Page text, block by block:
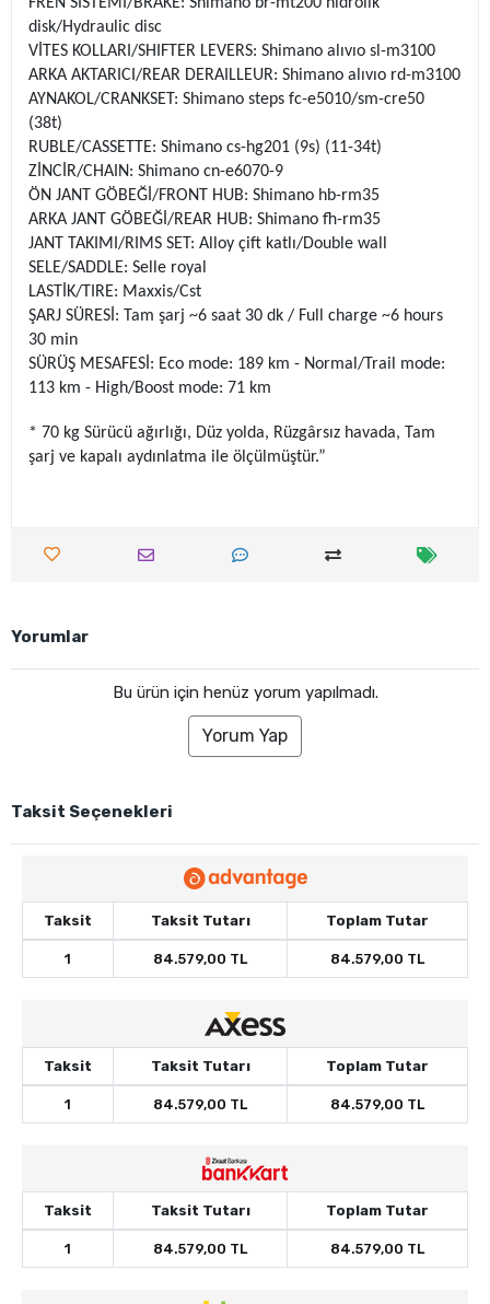
disk/Hydraulic disc
VİTES KOLLARI/SHIFTER LEVERS: Shimano alıvıo sl-m3100
ARKA AKTARICI/REAR DERAILLEUR: Shimano alıvıo rd-m3100
AYNAKOL/CRANKSET: Shimano steps fc-e5010/sm-cre50
(38t)
RUBLE/CASSETTE: Shimano cs-hg201 (9s) (11-34t)
ZİNCİR/CHAIN: Shimano cn-e6070-9
ÖN JANT GÖBEĞİ/FRONT HUB: Shimano hb-rm35
ARKA JANT GÖBEĞİ/REAR HUB: Shimano fh-rm35
JANT TAKIMI/RIMS SET: Alloy çift katlı/Double wall
SELE/SADDLE: Selle royal
LASTİK/TIRE: Maxxis/Cst
ŞARJ SÜRESİ: Tam şarj ~6 saat 30 dk / Full charge ~6 hours
30 min
SÜRÜŞ MESAFESİ: Eco mode: 189 km - Normal/Trail mode:
113 km - High/Boost mode: 71 km
* 70 kg Sürücü ağırlığı, Düz yolda, Rüzgârsız havada, Tam
şarj ve kapalı aydınlatma ile ölçülmüştür.”
Yorumlar
Bu ürün için henüz yorum yapılmadı.
Yorum Yap
Taksit Seçenekleri
Taksit Taksit Tutarı Toplam Tutar
1 84.579,00 TL 84.579,00 TL
Taksit Taksit Tutarı Toplam Tutar
1 84.579,00 TL 84.579,00 TL
Taksit Taksit Tutarı Toplam Tutar
1 84.579,00 TL 84.579,00 TL